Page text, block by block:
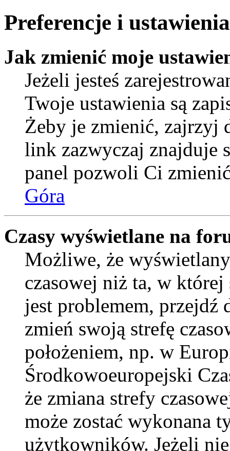
Preferencje i
Jak zmienić moje
Jeżeli jesteś
Twoje ustawienia są
Żeby je zmienić, zajrzyj
link zazwyczaj znajduje
panel pozwoli Ci
Góra
Czasy wyświetlane na
Możliwe, że
czasowej niż ta, w której
jest problemem,
zmień swoją strefę
położeniem, np. w
Środkowoeuropejski
że zmiana strefy
może zostać wykonana
użytkowników. Jeżeli